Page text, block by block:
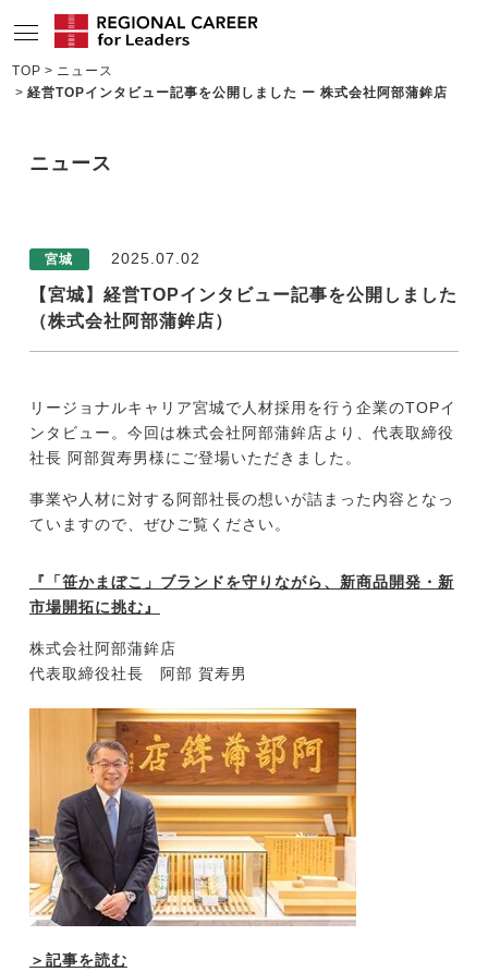
サービスの特長
コンサルタント情報
地域の特色
ニュース
中長期で転職をお考えの方
TOP
ニュース
経営TOPインタビュー記事を公開しました ー 株式会社阿部蒲鉾店
ニュース
宮城 2025.07.02
【宮城】経営TOPインタビュー記事を公開しました
（株式会社阿部蒲鉾店）
リージョナルキャリア宮城で人材採用を行う企業のTOPイ
ンタビュー。今回は株式会社阿部蒲鉾店より、代表取締役
社長 阿部賀寿男様にご登場いただきました。
事業や人材に対する阿部社長の想いが詰まった内容となっ
ていますので、ぜひご覧ください。
『「笹かまぼこ」ブランドを守りながら、新商品開発・新
市場開拓に挑む』
株式会社阿部蒲鉾店
代表取締役社長 阿部 賀寿男
＞記事を読む